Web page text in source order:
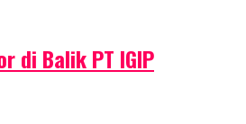
di Balik PT IGIP